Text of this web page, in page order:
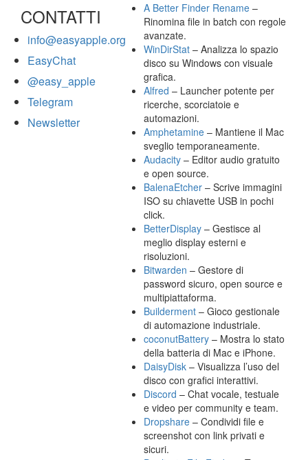
CONTATTI
info@easyapple.org
EasyChat
@easy_apple
Telegram
Newsletter
A Better Finder Rename –
Rinomina file in batch con regole
avanzate.
WinDirStat – Analizza lo spazio
disco su Windows con visuale
grafica.
Alfred – Launcher potente per
ricerche, scorciatoie e
automazioni.
Amphetamine – Mantiene il Mac
sveglio temporaneamente.
Audacity – Editor audio gratuito
e open source.
BalenaEtcher – Scrive immagini
ISO su chiavette USB in pochi
click.
BetterDisplay – Gestisce al
meglio display esterni e
risoluzioni.
Bitwarden – Gestore di
password sicuro, open source e
multipiattaforma.
Builderment – Gioco gestionale
di automazione industriale.
coconutBattery – Mostra lo stato
della batteria di Mac e iPhone.
DaisyDisk – Visualizza l’uso del
disco con grafici interattivi.
Discord – Chat vocale, testuale
e video per community e team.
Dropshare – Condividi file e
screenshot con link privati e
sicuri.